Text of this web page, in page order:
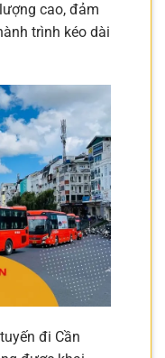
cao, đảm
trình kéo dài
đi Cần